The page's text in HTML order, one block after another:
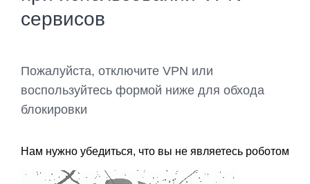
сервисов
Пожалуйста, отключите VPN или
воспользуйтесь формой ниже для обхода
блокировки
Нам нужно убедиться, что вы не являетесь роботом